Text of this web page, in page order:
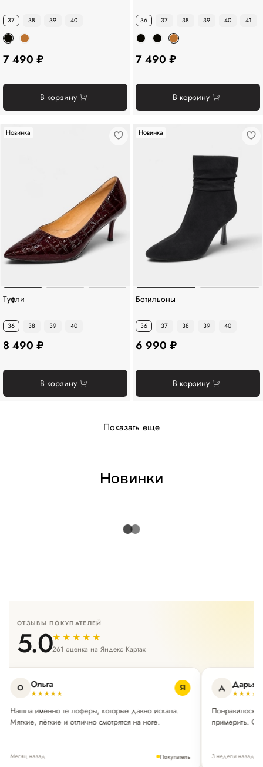
37 38 39 40
7 490 ₽
В корзину
36 37 38 39 40 41
7 490 ₽
В корзину
Новинка
Туфли
36 38 39 40
8 490 ₽
В корзину
Новинка
Ботильоны
36 37 38 39 40
6 990 ₽
В корзину
Показать еще
Новинки
ОТЗЫВЫ ПОКУПАТЕЛЕЙ
5.0★★★★★
261 оценка на Яндекс Картах
О Ольга
★★★★★
Я
Нашла именно те лоферы, которые давно искала.
Мягкие, лёгкие и отлично смотрятся на ноге.
Месяц назад Покупатель
Д Дарья
Понравилось,
примерить.
3 недели назад